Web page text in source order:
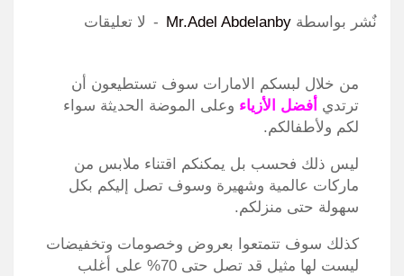
نٌشر بواسطة Mr.Adel Abdelanby لا تعليقات
من خلال لبسكم الامارات سوف تستطيعون أن
ترتدي أفضل الأزياء وعلى الموضة الحديثة سواء
لكم ولأطفالكم.
ليس ذلك فحسب بل يمكنكم اقتناء ملابس من
ماركات عالمية وشهيرة وسوف تصل إليكم بكل
سهولة حتى منزلكم.
كذلك سوف تتمتعوا بعروض وخصومات وتخفيضات
ليست لها مثيل قد تصل حتى 70% على أغلب